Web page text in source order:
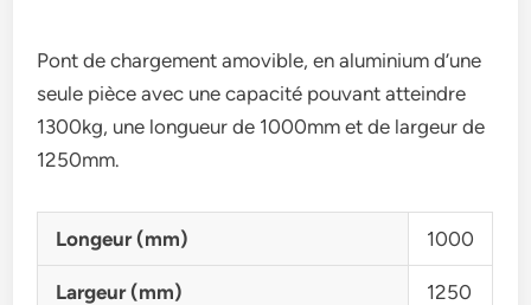
Pont de chargement amovible, en aluminium d’une
seule pièce avec une capacité pouvant atteindre
1300kg, une longueur de 1000mm et de largeur de
1250mm.
Longeur (mm) 1000
Largeur (mm) 1250